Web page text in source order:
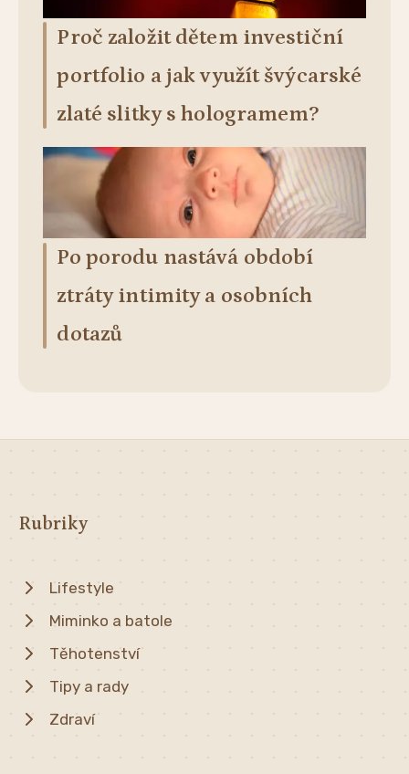
Proč založit dětem investiční
portfolio a jak využít švýcarské
zlaté slitky s hologramem?
Po porodu nastává období
ztráty intimity a osobních
dotazů
Rubriky
Lifestyle
Miminko a batole
Těhotenství
Tipy a rady
Zdraví